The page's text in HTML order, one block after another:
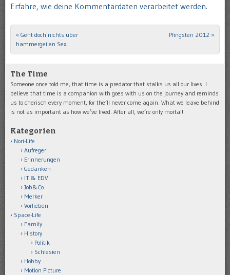
Erfahre, wie deine Kommentardaten verarbeitet werden.
Post navigation
« Geht doch nichts über
hammergeilen Sex!
Pfingsten 2012 »
The Time
Someone once told me, that time is a predator that stalks us all our lives. I
believe that time is a companion with goes with us on the journey and reminds
us to cherisch every moment, for the’ll never come again. What we leave behind
is not as important as how we’ve lived. After all, we’re only mortal!
Kategorien
Nori-Life
Aufreger
Erinnerungen
Gedanken
IT & EDV
Job&Co
Merker
Vorlieben
Space-Life
Family
History
Politik
Schlesien
Hobby
Motion Picture